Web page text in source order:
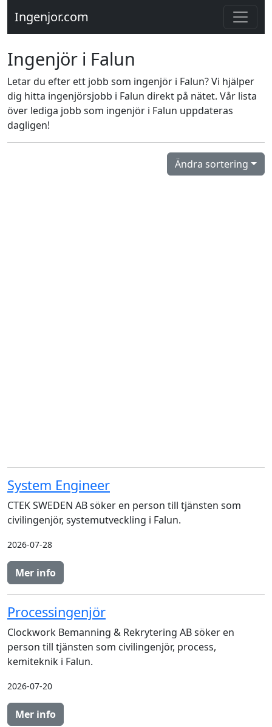
Ingenjor.com
Ingenjör i Falun
Letar du efter ett jobb som ingenjör i Falun? Vi hjälper
dig hitta ingenjörsjobb i Falun direkt på nätet. Vår lista
över lediga jobb som ingenjör i Falun uppdateras
dagligen!
Ändra sortering
System Engineer
CTEK SWEDEN AB söker en person till tjänsten som
civilingenjör, systemutveckling i Falun.
2026-07-28
Mer info
Processingenjör
Clockwork Bemanning & Rekrytering AB söker en
person till tjänsten som civilingenjör, process,
kemiteknik i Falun.
2026-07-20
Mer info